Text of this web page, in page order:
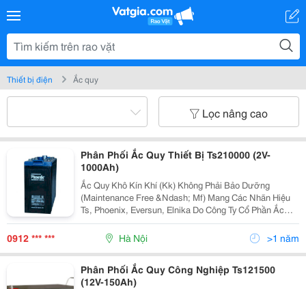
Thiết bị điện Ắc quy
Lọc nâng cao
Phân Phối Ắc Quy Thiết Bị Ts210000 (2V-
1000Ah)
Ắc Quy Khô Kín Khí (Kk) Không Phải Bảo Dưỡng
(Maintenance Free &Ndash; Mf) Mang Các Nhãn Hiệu
Ts, Phoenix, Eversun, Elnika Do Công Ty Cổ Phần Ắc
Quy Tia Sáng Sản Xuất Theo Công Nghệ Hàn Quốc
Bằng Các Thiết Bị Của Mỹ, Italia Và Hàn Quốc Là Chủng
0912 *** *** Hà Nội >1 năm
Phân Phối Ắc Quy Công Nghiệp Ts121500
(12V-150Ah)